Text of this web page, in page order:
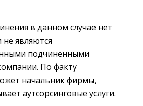
в данном случае нет
не являются
подчиненными
По факту
начальник фирмы,
аутсорсинговые услуги.